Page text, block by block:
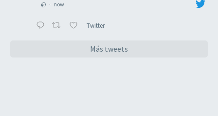
@ · now
Twitter
Más tweets